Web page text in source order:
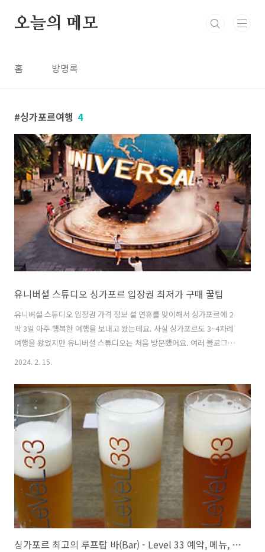
오늘의 메모
홈 방명록
싱가포르여행 4
유니버셜 스튜디오 싱가포르 입장권 최저가 구매 꿀팁
유니버셜 스튜디오 입장권 가격 정보 설 연휴를 맞이해서 싱가포르에 2
박 3일 아주 행복한 여행을 보내고 왔는데요. 사실 싱가포르도 3~4차례
여행을 왔었지만 유니버셜 스튜디오는 처음 방문했어요. 여러 블로그의
후기를 보니 다른 유니버셜 스튜디오에 가 봤던 경험이 있으면 실망할 수
대 가득이었어요. 그런데 생각보다 티켓값이 너무 비싸더라고요? 역시
에버랜드가 가성비 하나는 짱인듯... 티켓값을 조금이라도 아껴보기 위
해서 정말 많이 검색해 보고 최저가로 구매했는데 그 꿀팁 전부 공유드립
니다. 포스팅 읽기에 앞서 최저가 구매 사이트가 궁금하다면 아래 링크로
먼저 들어가 보세요!! 공식 홈페이지 티켓가격 가장 간단한 방법은 공식
홈페이지에서 예약..
2024. 2. 15.
싱가포르 최고의 루프탑 바(Bar) - Level 33 예약, 메뉴, 야경